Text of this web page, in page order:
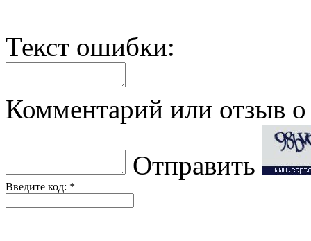
Текст ошибки:
Комментарий или отзыв о
Отправить
Введите код: *